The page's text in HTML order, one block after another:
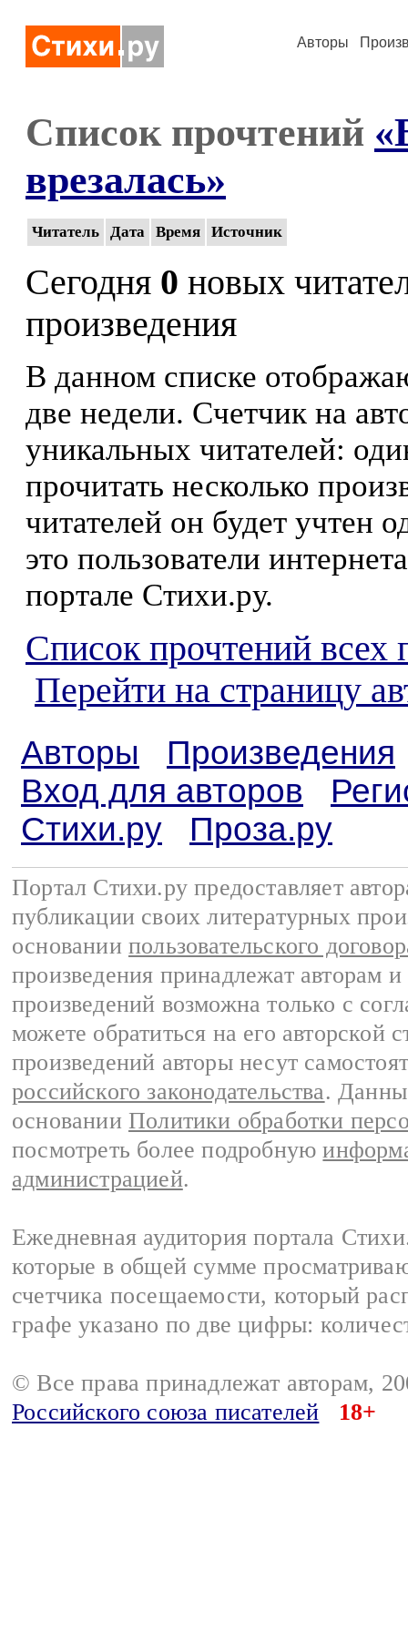
Авторы
Список прочтений
врезалась»
Читатель Дата Время Источник
Сегодня 0 новых
произведения
В данном списке
две недели. Счетчик на
уникальных читателей:
прочитать несколько
читателей он будет учтен
это пользователи
портале Стихи.ру.
Список прочтений всех
Перейти на страницу
Авторы
Произведения
Вход для авторов
Стихи.ру
Проза.ру
Портал Стихи.ру предоставляет
публикации своих литературных
основании пользовательского
произведения принадлежат авторам
произведений возможна только с
можете обратиться на его авторской
произведений авторы несут
российского законодательства.
основании Политики обработки
посмотреть более подробную
администрацией.
Ежедневная аудитория портала
которые в общей сумме
счетчика посещаемости, который
графе указано по две цифры:
© Все права принадлежат авторам,
Российского союза писателей
18+